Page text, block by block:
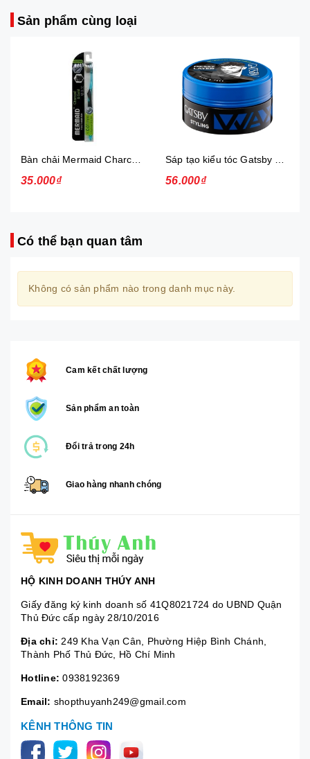
Sản phẩm cùng loại
35.000₫ 56.000₫
Có thể bạn quan tâm
Không có sản phẩm nào trong danh mục này.
Cam kết chất lượng
Sản phẩm an toàn
Đổi trả trong 24h
Giao hàng nhanh chóng
HỘ KINH DOANH THÚY ANH
Giấy đăng ký kinh doanh số 41Q8021724 do UBND Quận
Thủ Đức cấp ngày 28/10/2016
Địa chỉ: 249 Kha Vạn Cân, Phường Hiệp Bình Chánh,
Thành Phố Thủ Đức, Hồ Chí Minh
Hotline: 0938192369
Email: shopthuyanh249@gmail.com
KÊNH THÔNG TIN